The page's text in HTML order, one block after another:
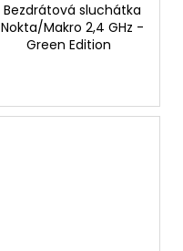
Bezdrátová sluchátka
Nokta/Makro 2,4 GHz -
Green Edition